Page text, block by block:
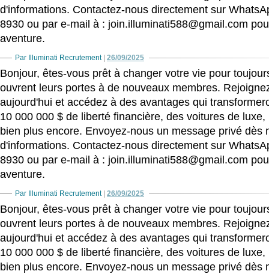
d'informations. Contactez-nous directement sur
8930 ou par e-mail à : join.illuminati588@gmail.com
aventure.
Par Illuminati Recrutement 26/09/2025
Bonjour, êtes-vous prêt à changer votre vie pour
ouvrent leurs portes à de nouveaux membres.
aujourd'hui et accédez à des avantages qui
10 000 000 $ de liberté financière, des voitures de
bien plus encore. Envoyez-nous un message privé dès
d'informations. Contactez-nous directement sur
8930 ou par e-mail à : join.illuminati588@gmail.com
aventure.
Par Illuminati Recrutement 26/09/2025
Bonjour, êtes-vous prêt à changer votre vie pour
ouvrent leurs portes à de nouveaux membres.
aujourd'hui et accédez à des avantages qui
10 000 000 $ de liberté financière, des voitures de
bien plus encore. Envoyez-nous un message privé dès